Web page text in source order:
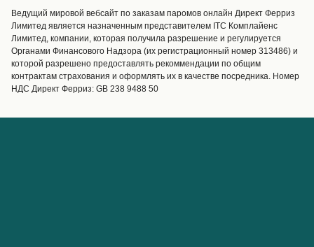
Обслуживание клиентов
Операторы
Маршруты и порты
Special Offers
Предлагает
Паромные билеты
Грузоперевозки
Ведущий мировой вебсайт по заказам паромов онлайн Директ Ферриз
Лимитед является назначенным представителем ITC Комплайенс
Лимитед, компании, которая получила разрешение и регулируется
Органами Финансового Надзора (их регистрационный номер 313486) и
которой разрешено предоставлять рекоммендации по общим
контрактам страхования и оформлять их в качестве посредника. Номер
НДС Директ Ферриз: GB 238 9488 50